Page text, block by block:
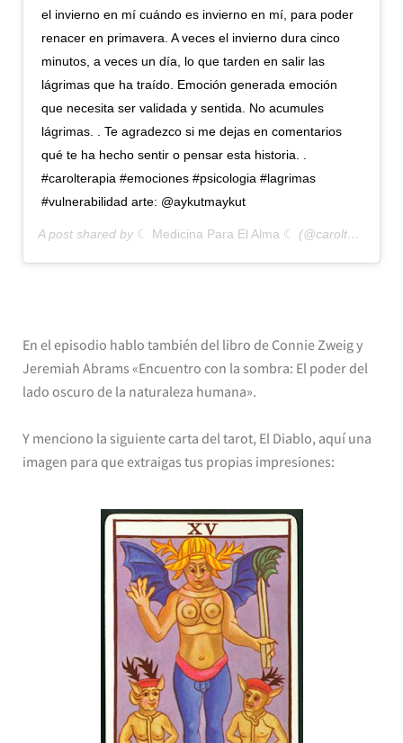
el invierno en mí cuándo es invierno en mí, para poder
renacer en primavera. A veces el invierno dura cinco
minutos, a veces un día, lo que tarden en salir las
lágrimas que ha traído. Emoción generada emoción
que necesita ser validada y sentida. No acumules
lágrimas. . Te agradezco si me dejas en comentarios
qué te ha hecho sentir o pensar esta historia. .
#carolterapia #emociones #psicologia #lagrimas
#vulnerabilidad arte: @aykutmaykut
A post shared by ☾ Medicina Para El Alma ☾ (@carolterapia._) on
En el episodio hablo también del libro de Connie Zweig y
Jeremiah Abrams «Encuentro con la sombra: El poder del
lado oscuro de la naturaleza humana».
Y menciono la siguiente carta del tarot, El Diablo, aquí una
imagen para que extraigas tus propias impresiones: